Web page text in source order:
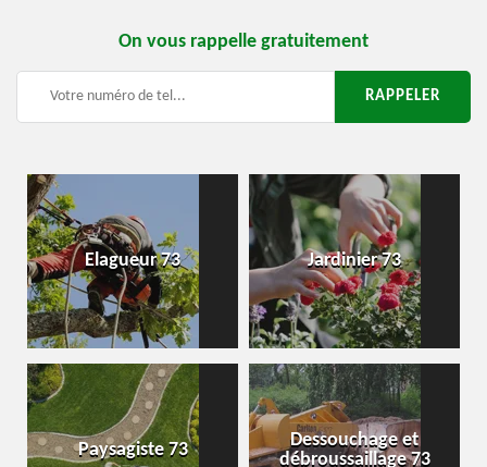
On vous rappelle gratuitement
Elagueur 73 Jardinier 73
Paysagiste 73
Dessouchage et
débroussaillage 73